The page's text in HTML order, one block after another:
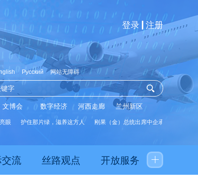
登录 注册
Русский 网站无障碍
文博会 数字经济 河西走廊 兰州新区
护住那片绿，滋养这方人 刚果（金）总统出席中企承建水厂启用仪式
交流 丝路观点 开放服务